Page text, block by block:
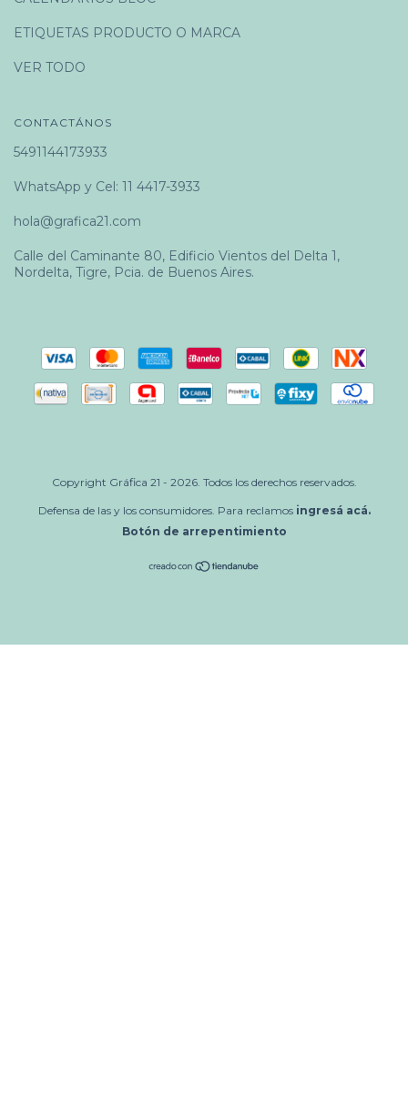
ETIQUETAS PRODUCTO O MARCA
VER TODO
CONTACTÁNOS
5491144173933
WhatsApp y Cel: 11 4417-3933
hola@grafica21.com
Calle del Caminante 80, Edificio Vientos del Delta 1,
Nordelta, Tigre, Pcia. de Buenos Aires.
Copyright Gráfica 21 - 2026. Todos los derechos reservados.
Defensa de las y los consumidores. Para reclamos ingresá acá.
Botón de arrepentimiento